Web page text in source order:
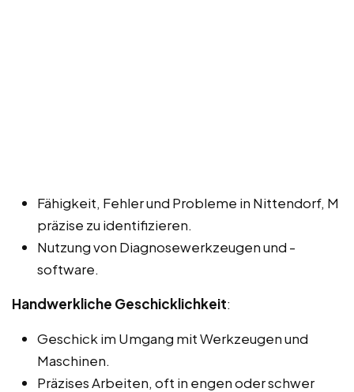
Fähigkeit, Fehler und Probleme in Nittendorf, M
präzise zu identifizieren.
Nutzung von Diagnosewerkzeugen und -
software.
Handwerkliche Geschicklichkeit:
Geschick im Umgang mit Werkzeugen und
Maschinen.
Präzises Arbeiten, oft in engen oder schwer